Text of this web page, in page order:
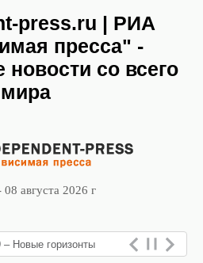
press.ru | РИА
пресса" -
со всего
мира
08 августа 2026 г
– Новые горизонты